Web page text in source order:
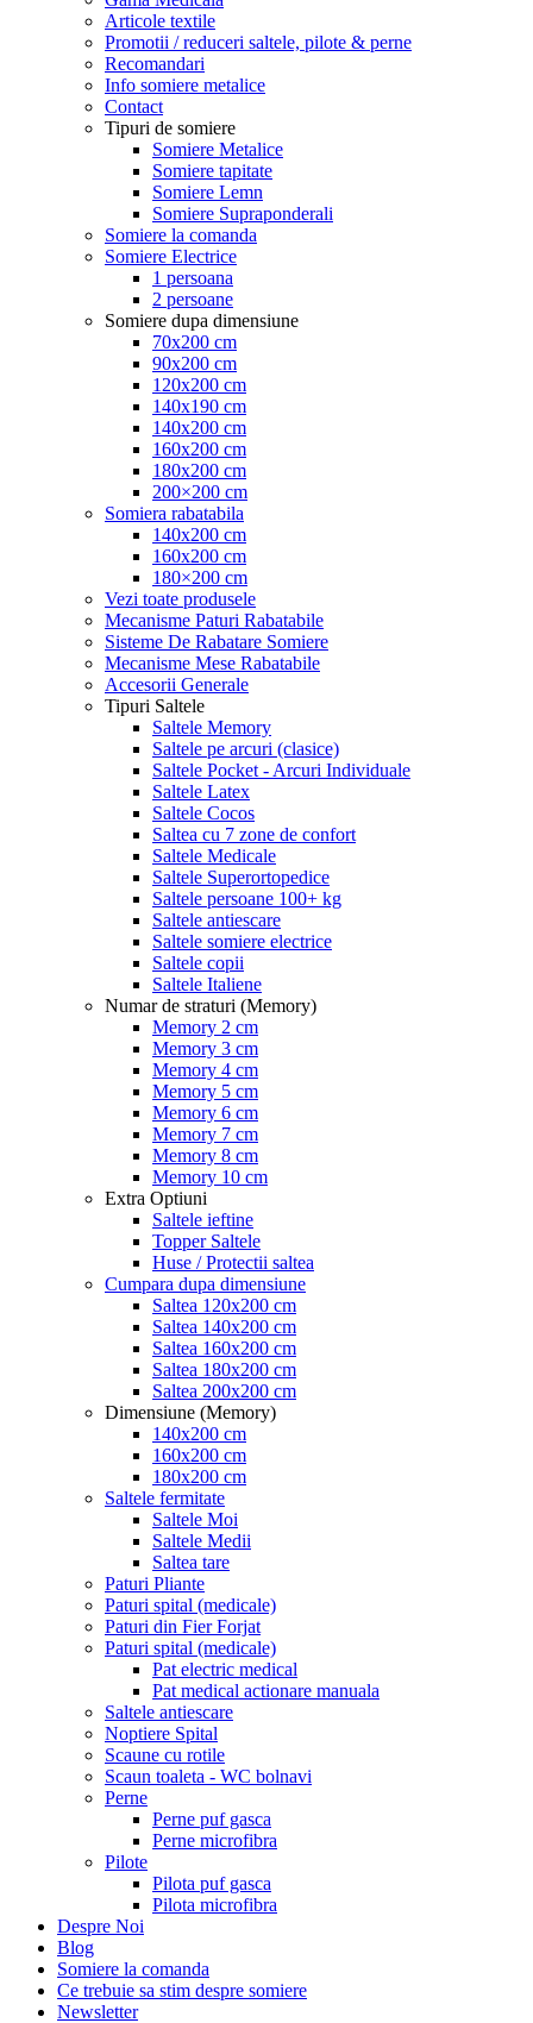
Articole textile
Promotii / reduceri saltele, pilote & perne
Recomandari
Info somiere metalice
Contact
Tipuri de somiere
Somiere Metalice
Somiere tapitate
Somiere Lemn
Somiere Supraponderali
Somiere la comanda
Somiere Electrice
1 persoana
2 persoane
Somiere dupa dimensiune
70x200 cm
90x200 cm
120x200 cm
140x190 cm
140x200 cm
160x200 cm
180x200 cm
200×200 cm
Somiera rabatabila
140x200 cm
160x200 cm
180×200 cm
Vezi toate produsele
Mecanisme Paturi Rabatabile
Sisteme De Rabatare Somiere
Mecanisme Mese Rabatabile
Accesorii Generale
Tipuri Saltele
Saltele Memory
Saltele pe arcuri (clasice)
Saltele Pocket - Arcuri Individuale
Saltele Latex
Saltele Cocos
Saltea cu 7 zone de confort
Saltele Medicale
Saltele Superortopedice
Saltele persoane 100+ kg
Saltele antiescare
Saltele somiere electrice
Saltele copii
Saltele Italiene
Numar de straturi (Memory)
Memory 2 cm
Memory 3 cm
Memory 4 cm
Memory 5 cm
Memory 6 cm
Memory 7 cm
Memory 8 cm
Memory 10 cm
Extra Optiuni
Saltele ieftine
Topper Saltele
Huse / Protectii saltea
Cumpara dupa dimensiune
Saltea 120x200 cm
Saltea 140x200 cm
Saltea 160x200 cm
Saltea 180x200 cm
Saltea 200x200 cm
Dimensiune (Memory)
140x200 cm
160x200 cm
180x200 cm
Saltele fermitate
Saltele Moi
Saltele Medii
Saltea tare
Paturi Pliante
Paturi spital (medicale)
Paturi din Fier Forjat
Paturi spital (medicale)
Pat electric medical
Pat medical actionare manuala
Saltele antiescare
Noptiere Spital
Scaune cu rotile
Scaun toaleta - WC bolnavi
Perne
Perne puf gasca
Perne microfibra
Pilote
Pilota puf gasca
Pilota microfibra
Despre Noi
Blog
Somiere la comanda
Ce trebuie sa stim despre somiere
Newsletter